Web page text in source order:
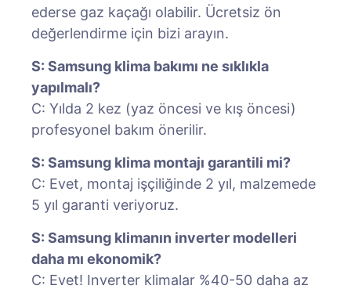
ederse gaz kaçağı olabilir. Ücretsiz ön
değerlendirme için bizi arayın.
S: Samsung klima bakımı ne sıklıkla
yapılmalı?
C: Yılda 2 kez (yaz öncesi ve kış öncesi)
profesyonel bakım önerilir.
S: Samsung klima montajı garantili mi?
C: Evet, montaj işçiliğinde 2 yıl, malzemede
5 yıl garanti veriyoruz.
S: Samsung klimanın inverter modelleri
daha mı ekonomik?
C: Evet! Inverter klimalar %40-50 daha az